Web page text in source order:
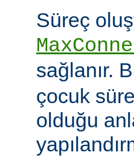
Süreç
sağlanır.
çocuk
olduğu